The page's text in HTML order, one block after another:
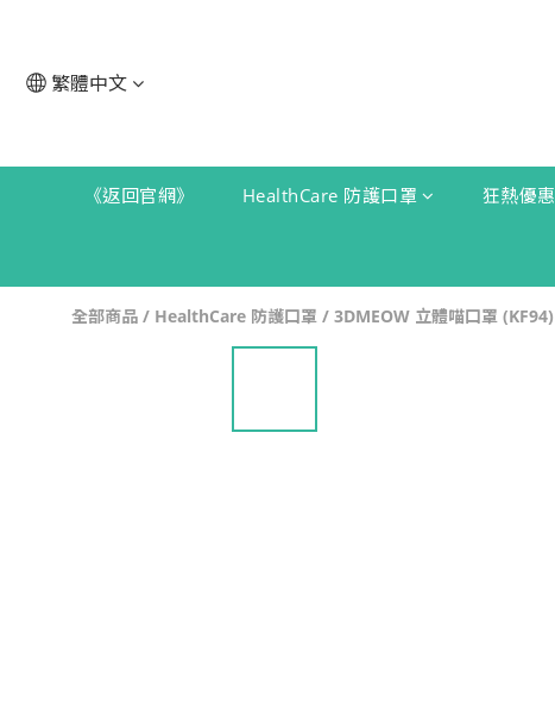
繁體中文
《返回官網》 HealthCare 防護口罩 狂熱優惠
全部商品 / HealthCare 防護口罩 / 3DMEOW 立體喵口罩 (KF94)